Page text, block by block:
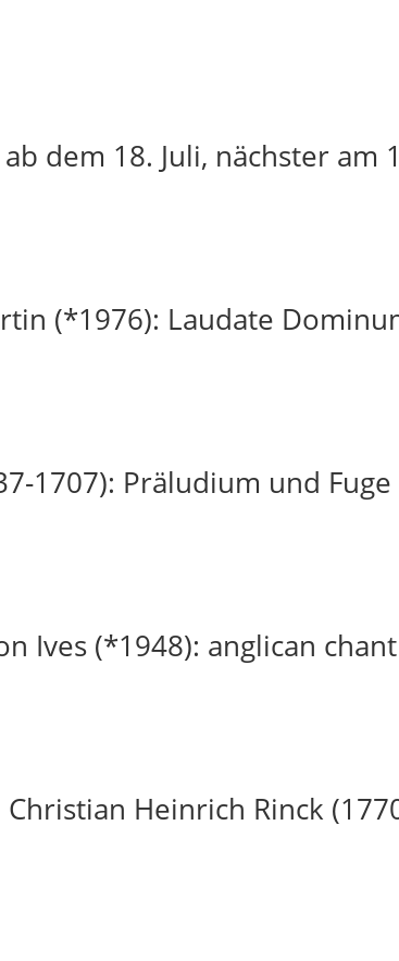
dem 18. Juli, nächster am
(*1976): Laudate
1707): Präludium und Fuge
Ives (*1948): anglican chant
Christian Heinrich Rinck